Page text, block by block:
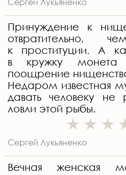
Принуждение к
отвратительно,
к проституции. А
в кружку
поощрение
Недаром известная
давать человеку
ловли этой рыбы.
Сергей Лукьяненко
Вечная женская